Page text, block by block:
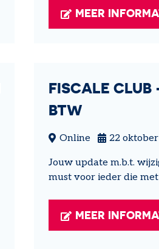
MEER
FISCALE
BTW
Online 22
Jouw update m.b.t.
must voor ieder die
MEER